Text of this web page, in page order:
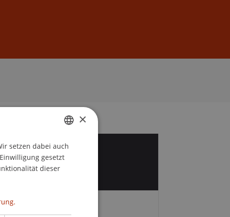
20
Jan
GERMAN
ENGLISH
×
setzen dabei auch
gesetzt
dieser